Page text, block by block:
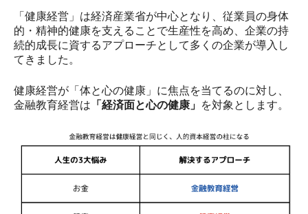
「健康経営」は経済産業省が中心となり、従業員の身体
的・精神的健康を支えることで生産性を高め、企業の持
続的成長に資するアプローチとして多くの企業が導入し
てきました。
健康経営が「体と心の健康」に焦点を当てるのに対し、
金融教育経営は 「経済面と心の健康」 を対象とします。